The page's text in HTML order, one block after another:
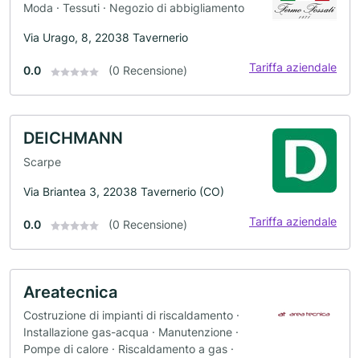
Moda · Tessuti · Negozio di abbigliamento
Via Urago, 8, 22038 Tavernerio
0.0 (0 Recensione) Tariffa aziendale
DEICHMANN
Scarpe
Via Briantea 3, 22038 Tavernerio (CO)
0.0 (0 Recensione) Tariffa aziendale
Areatecnica
Costruzione di impianti di riscaldamento ·
Installazione gas-acqua · Manutenzione ·
Pompe di calore · Riscaldamento a gas ·